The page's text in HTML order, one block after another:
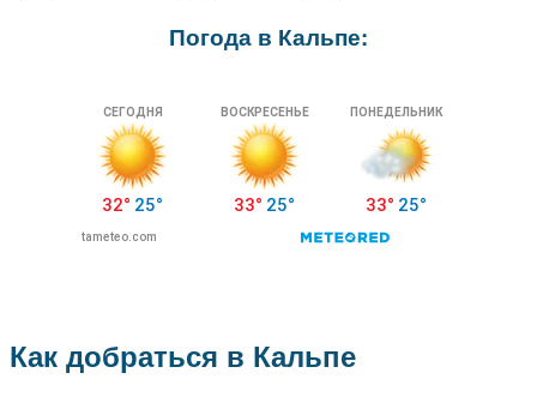
Погода в Кальпе:
Как добраться в Кальпе